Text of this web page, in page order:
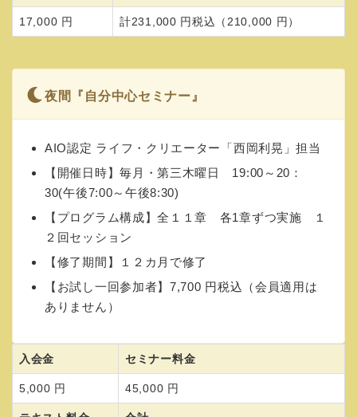
17,000 円 計231,000 円税込（210,000 円）
夜間『自分中心セミナー』
AIO認定 ライフ・クリエーター「西岡利晃」担当
【開催日時】毎月・第三木曜日 19:00～20：
30(午後7:00～午後8:30)
【プログラム構成】全１１章 各1章ずつ実施 １
２回セッション
【修了期間】１２カ月で修了
【お試し一回参加者】7,700 円税込（会員適用は
ありません）
入会金 セミナー料金
5,000 円 45,000 円